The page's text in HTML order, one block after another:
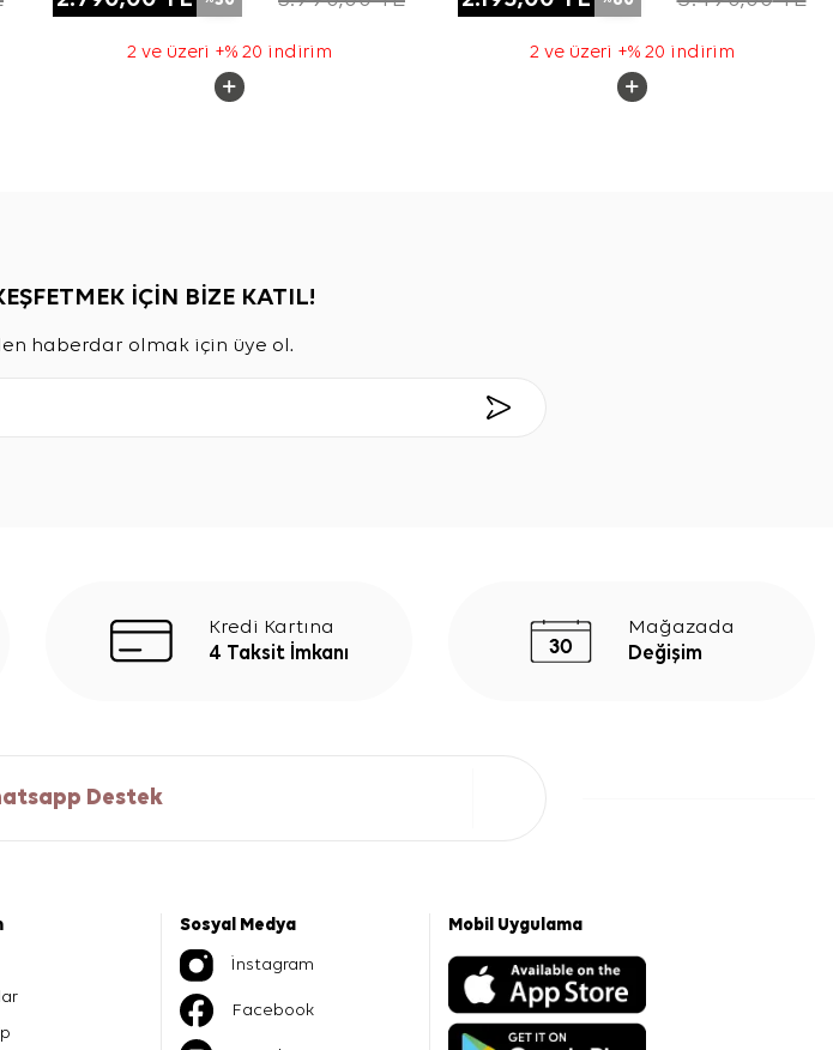
2 ve üzeri +% 20 indirim 2 ve üzeri +% 20 indirim
İÇİN BİZE KATIL!
haberdar olmak için üye ol.
Kredi Kartına
4 Taksit İmkanı
Mağazada
Değişim
Destek
Sosyal Medya
İnstagram
Facebook
Mobil Uygulama